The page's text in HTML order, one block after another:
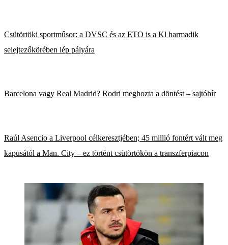
Csütörtöki sportműsor: a DVSC és az ETO is a Kl harmadik
selejtezőkörében lép pályára
Barcelona vagy Real Madrid? Rodri meghozta a döntést – sajtóhír
Raúl Asencio a Liverpool célkeresztjében; 45 millió fontért vált meg
kapusától a Man. City – ez történt csütörtökön a transzferpiacon